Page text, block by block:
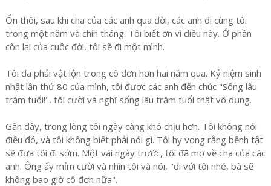
Ổn thôi, sau khi cha của các anh qua đời, các anh đi cùng tôi
trong một năm và chín tháng. Tôi biết ơn vì điều này. Ở phần
còn lại của cuộc đời, tôi sẽ đi một mình.
Tôi đã phải vật lộn trong cô đơn hơn hai năm qua. Kỷ niệm sinh
nhật lần thứ 80 của mình, tôi được các anh đến chúc "Sống lâu
trăm tuổi!", tôi cười và nghĩ sống lâu trăm tuổi thật vô dụng.
Gần đây, trong lòng tôi ngày càng khó chịu hơn. Tôi không nói
điều đó, và tôi không biết phải nói gì. Tôi hy vọng rằng bệnh tật
sẽ đưa tôi đi sớm. Một vài ngày trước, tôi đã mơ về cha của các
anh. Ông ấy mỉm cười và nhìn tôi và nói, "đi với tôi nhé, bà sẽ
không bao giờ cô đơn nữa".